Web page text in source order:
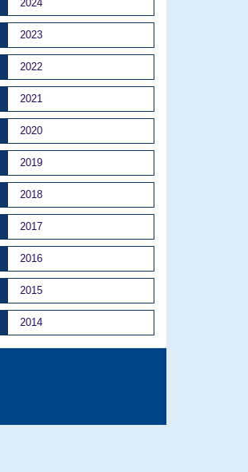
2024
2023
2022
2021
2020
2019
2018
2017
2016
2015
2014